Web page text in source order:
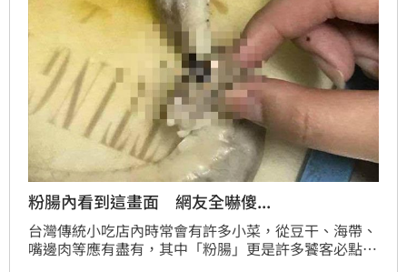
粉腸內看到這畫面 網友全嚇傻...
台灣傳統小吃店內時常會有許多小菜，從豆干、海帶、
嘴邊肉等應有盡有，其中「粉腸」更是許多饕客必點的